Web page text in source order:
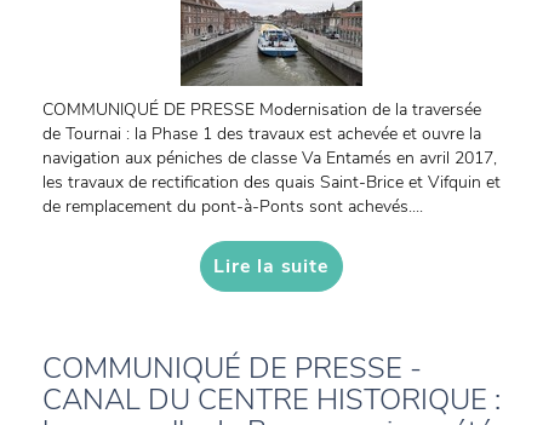
COMMUNIQUÉ DE PRESSE Modernisation de la traversée
de Tournai : la Phase 1 des travaux est achevée et ouvre la
navigation aux péniches de classe Va Entamés en avril 2017,
les travaux de rectification des quais Saint-Brice et Vifquin et
de remplacement du pont-à-Ponts sont achevés....
Lire la suite
COMMUNIQUÉ DE PRESSE -
CANAL DU CENTRE HISTORIQUE :